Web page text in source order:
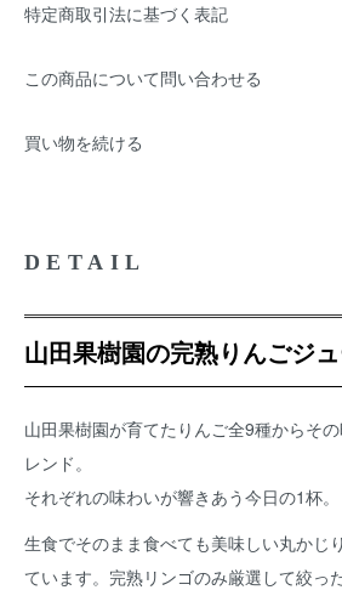
特定商取引法に基づく表記
この商品について問い合わせる
買い物を続ける
DETAIL
山田果樹園の完熟りんごジ
山田果樹園が育てたりんご全9種からそ
レンド。
それぞれの味わいが響きあう今日の1杯。
生食でそのまま食べても美味しい丸かじ
ています。完熟リンゴのみ厳選して絞っ